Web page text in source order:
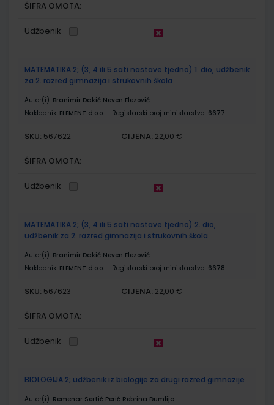
ŠIFRA OMOTA:
Udžbenik
MATEMATIKA 2; (3, 4 ili 5 sati nastave tjedno) 1. dio, udžbenik
za 2. razred gimnazija i strukovnih škola
Autor(i): Branimir Dakić Neven Elezović
Nakladnik: ELEMENT d.o.o. Registarski broj ministarstva: 6677
SKU: 567622 CIJENA: 22,00 €
ŠIFRA OMOTA:
Udžbenik
MATEMATIKA 2; (3, 4 ili 5 sati nastave tjedno) 2. dio,
udžbenik za 2. razred gimnazija i strukovnih škola
Autor(i): Branimir Dakić Neven Elezović
Nakladnik: ELEMENT d.o.o. Registarski broj ministarstva: 6678
SKU: 567623 CIJENA: 22,00 €
ŠIFRA OMOTA:
Udžbenik
BIOLOGIJA 2; udžbenik iz biologije za drugi razred gimnazije
Autor(i): Remenar Sertić Perić Rebrina Đumlija